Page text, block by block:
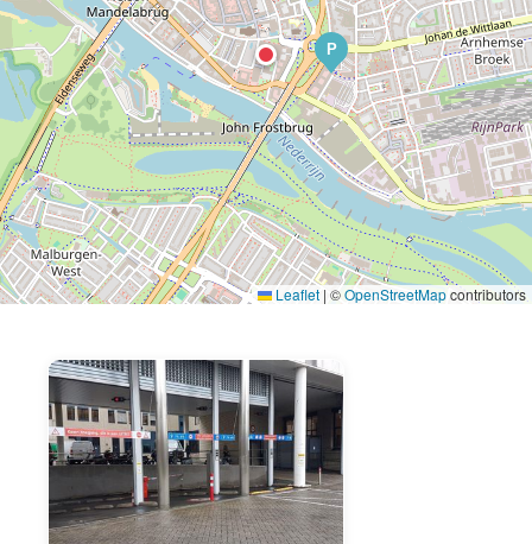
P
Leaflet | ©OpenStreetMapcontributors